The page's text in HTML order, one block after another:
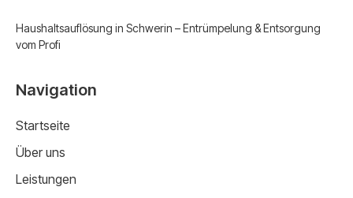
Haushaltsauflösung in Schwerin – Entrümpelung & Entsorgung
vom Profi
Navigation
Startseite
Über uns
Leistungen